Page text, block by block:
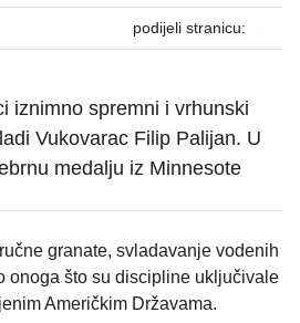
podijeli stranicu:
iznimno spremni i vrhunski
Vukovarac Filip Palijan. U
medalju iz Minnesote
granate, svladavanje vodenih
onoga što su discipline uključivale
Američkim Državama.